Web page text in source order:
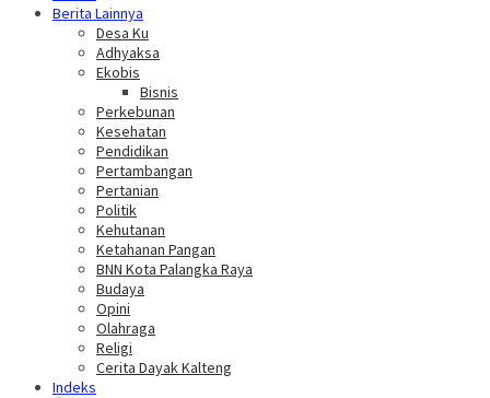
Berita Lainnya
Desa Ku
Adhyaksa
Ekobis
Bisnis
Perkebunan
Kesehatan
Pendidikan
Pertambangan
Pertanian
Politik
Kehutanan
Ketahanan Pangan
BNN Kota Palangka Raya
Budaya
Opini
Olahraga
Religi
Cerita Dayak Kalteng
Indeks